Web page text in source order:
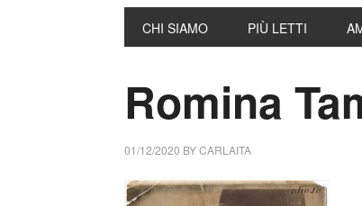
CHI SIAMO PIÙ LETTI
Romina
01/12/2020 BYCARLAITA